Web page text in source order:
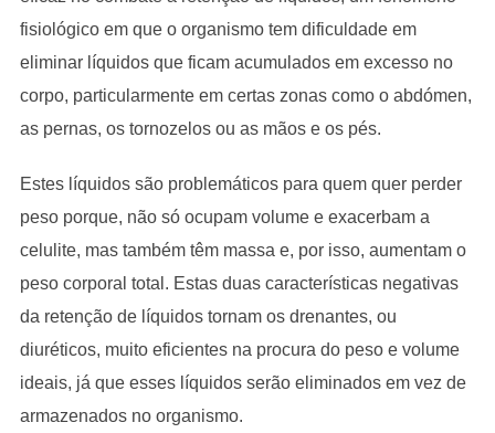
fisiológico em que o organismo tem dificuldade em
eliminar líquidos que ficam acumulados em excesso no
corpo, particularmente em certas zonas como o abdómen,
as pernas, os tornozelos ou as mãos e os pés.
Estes líquidos são problemáticos para quem quer perder
peso porque, não só ocupam volume e exacerbam a
celulite, mas também têm massa e, por isso, aumentam o
peso corporal total. Estas duas características negativas
da retenção de líquidos tornam os drenantes, ou
diuréticos, muito eficientes na procura do peso e volume
ideais, já que esses líquidos serão eliminados em vez de
armazenados no organismo.